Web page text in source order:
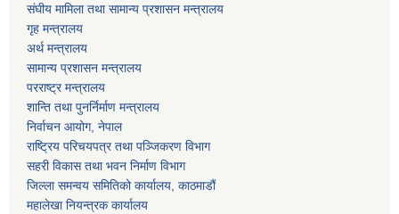
संघीय मामिला तथा सामान्य प्रशासन मन्त्रालय
गृह मन्त्रालय
अर्थ मन्त्रालय
सामान्य प्रशासन मन्त्रालय
परराष्ट्र मन्त्रालय
शान्ति तथा पुनर्निर्माण मन्त्रालय
निर्वाचन आयोग, नेपाल
राष्ट्रिय परिचयपत्र तथा पञ्जिकरण विभाग
सहरी विकास तथा भवन निर्माण विभाग
जिल्ला समन्वय समितिको कार्यालय, काठमाडौं
महालेखा नियन्त्रक कार्यालय